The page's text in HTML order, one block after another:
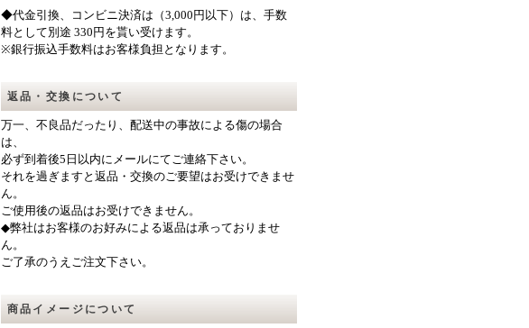
◆代金引換、コンビニ決済は（3,000円以下）は、手数
料として別途 330円を貰い受けます。
※銀行振込手数料はお客様負担となります。
返品・交換について
万一、不良品だったり、配送中の事故による傷の場合
は、
必ず到着後5日以内にメールにてご連絡下さい。
それを過ぎますと返品・交換のご要望はお受けできませ
ん。
ご使用後の返品はお受けできません。
◆弊社はお客様のお好みによる返品は承っておりませ
ん。
ご了承のうえご注文下さい。
商品イメージについて